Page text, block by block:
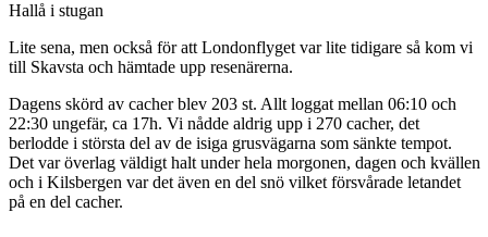
Hallå i stugan
Lite sena, men också för att Londonflyget var lite tidigare så kom vi
till Skavsta och hämtade upp resenärerna.
Dagens skörd av cacher blev 203 st. Allt loggat mellan 06:10 och
22:30 ungefär, ca 17h. Vi nådde aldrig upp i 270 cacher, det
berlodde i största del av de isiga grusvägarna som sänkte tempot.
Det var överlag väldigt halt under hela morgonen, dagen och kvällen
och i Kilsbergen var det även en del snö vilket försvårade letandet
på en del cacher.